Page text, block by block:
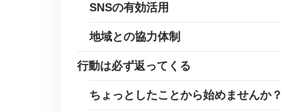
SNSの有効活用
地域との協力体制
行動は必ず返ってくる
ちょっとしたことから始めませんか？